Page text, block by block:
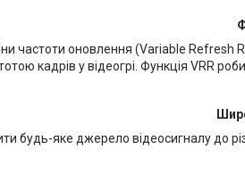
частоти оновлення (Variable Refresh
кадрів у відеогрі. Функція VRR
будь-яке джерело відеосигналу до